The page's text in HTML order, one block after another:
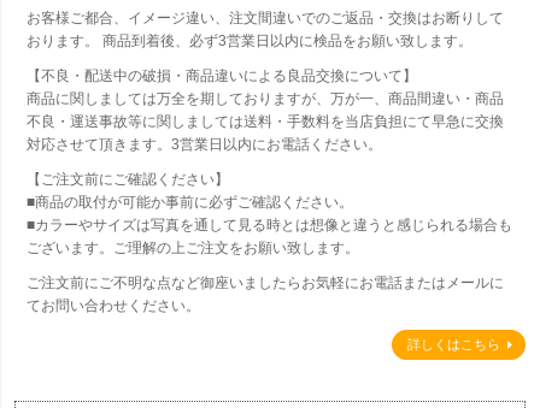
お客様ご都合、イメージ違い、注文間違いでのご返品・交換はお断りして
おります。 商品到着後、必ず3営業日以内に検品をお願い致します。
【不良・配送中の破損・商品違いによる良品交換について】
商品に関しましては万全を期しておりますが、万が一、商品間違い・商品
不良・運送事故等に関しましては送料・手数料を当店負担にて早急に交換
対応させて頂きます。3営業日以内にお電話ください。
【ご注文前にご確認ください】
■商品の取付が可能か事前に必ずご確認ください。
■カラーやサイズは写真を通して見る時とは想像と違うと感じられる場合も
ございます。ご理解の上ご注文をお願い致します。
ご注文前にご不明な点など御座いましたらお気軽にお電話またはメールに
てお問い合わせください。
詳しくはこちら